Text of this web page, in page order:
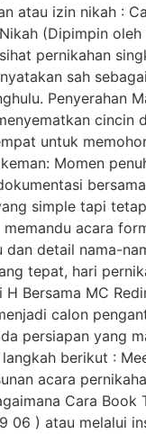
atau izin nikah :
(Dipimpin
pernikahan
sah
Penyerahan
untuk
Momen
simple tapi
acara
detail nama-
tepat, hari
Bersama MC
calon
persiapan yang
berikut :
acara
Cara Book
) atau melalui